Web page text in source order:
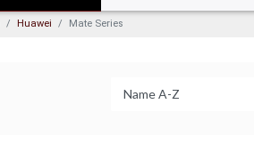
Huawei Mate Series